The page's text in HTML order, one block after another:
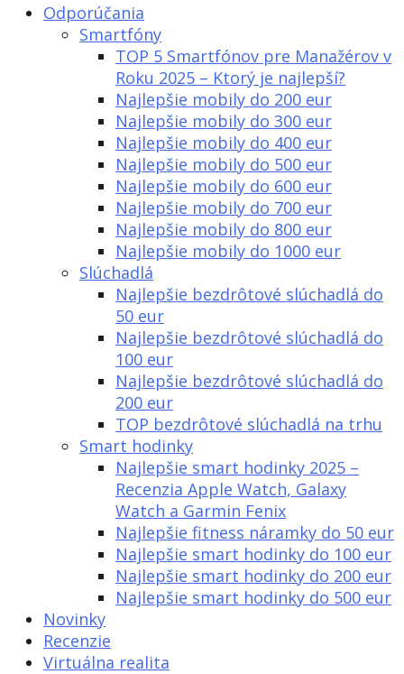
Odporúčania
Smartfóny
TOP 5 Smartfónov pre Manažérov v
Roku 2025 – Ktorý je najlepší?
Najlepšie mobily do 200 eur
Najlepšie mobily do 300 eur
Najlepšie mobily do 400 eur
Najlepšie mobily do 500 eur
Najlepšie mobily do 600 eur
Najlepšie mobily do 700 eur
Najlepšie mobily do 800 eur
Najlepšie mobily do 1000 eur
Slúchadlá
Najlepšie bezdrôtové slúchadlá do
50 eur
Najlepšie bezdrôtové slúchadlá do
100 eur
Najlepšie bezdrôtové slúchadlá do
200 eur
TOP bezdrôtové slúchadlá na trhu
Smart hodinky
Najlepšie smart hodinky 2025 –
Recenzia Apple Watch, Galaxy
Watch a Garmin Fenix
Najlepšie fitness náramky do 50 eur
Najlepšie smart hodinky do 100 eur
Najlepšie smart hodinky do 200 eur
Najlepšie smart hodinky do 500 eur
Novinky
Recenzie
Virtuálna realita